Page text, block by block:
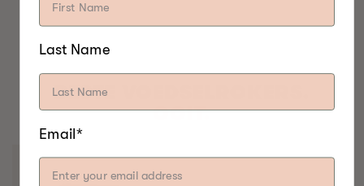
BESTE VOEDSELROKERS.
OOIT.
Last Name
Email*